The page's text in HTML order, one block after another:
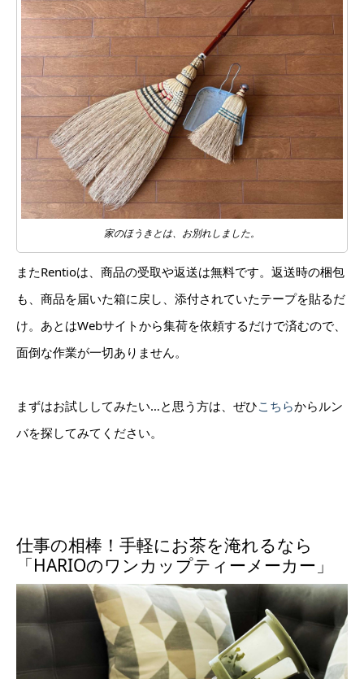
家のほうきとは、お別れしました。
またRentioは、商品の受取や返送は無料です。返送時の梱包
も、商品を届いた箱に戻し、添付されていたテープを貼るだ
け。あとはWebサイトから集荷を依頼するだけで済むので、
面倒な作業が一切ありません。
まずはお試ししてみたい…と思う方は、ぜひこちらからルン
バを探してみてください。
仕事の相棒！手軽にお茶を淹れるなら
「HARIOのワンカップティーメーカー」